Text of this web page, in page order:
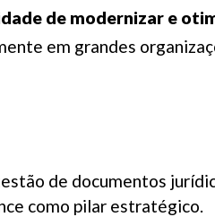
de modernizar e
em grandes
de documentos
como pilar estratégico.